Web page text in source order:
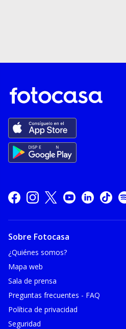
Sobre Fotocasa
¿Quiénes somos?
Mapa web
Sala de prensa
Preguntas frecuentes - FAQ
Política de privacidad
Seguridad